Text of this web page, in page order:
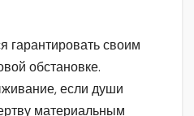
гарантировать своим
обстановке.
если души
материальным